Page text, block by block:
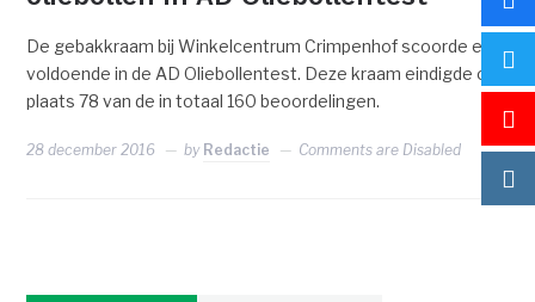
De gebakkraam bij Winkelcentrum Crimpenhof scoorde een
voldoende in de AD Oliebollentest. Deze kraam eindigde op
plaats 78 van de in totaal 160 beoordelingen.
28 december 2016 by Redactie Comments are Disabled